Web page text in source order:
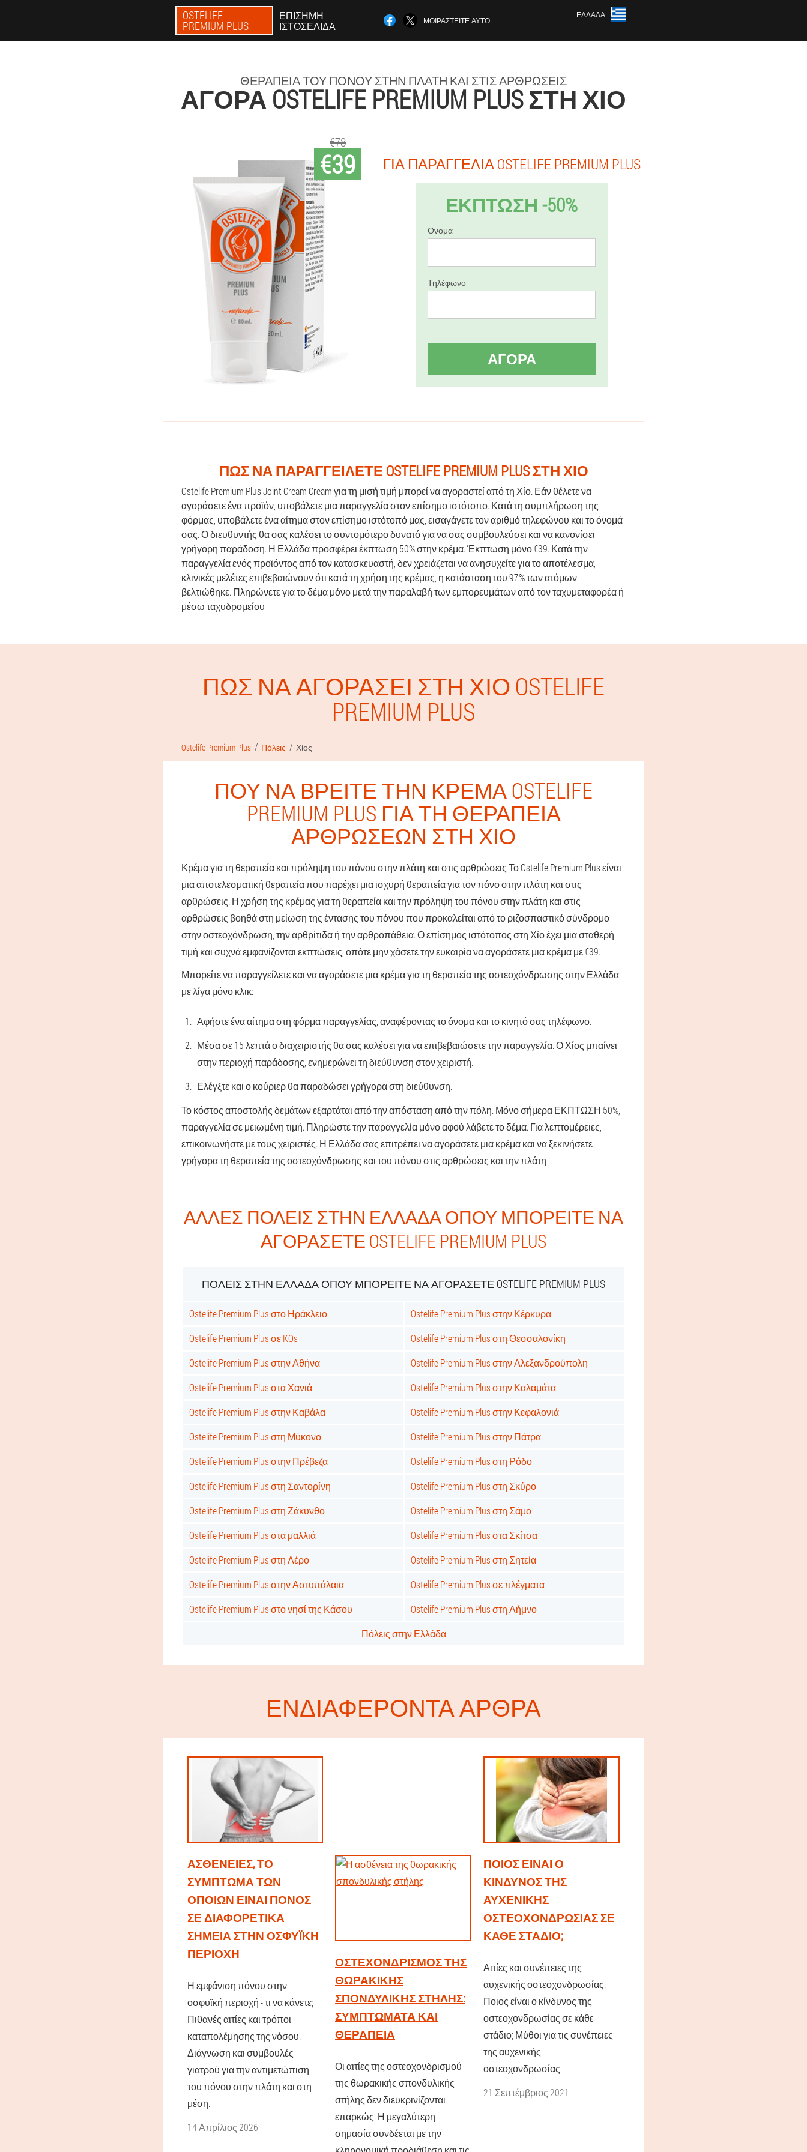
OSTELIFE
PREMIUM PLUS
ΕΠΊΣΗΜΗ
ΙΣΤΟΣΕΛΊΔΑ
ΜΟΙΡΑΣΤΕΊΤΕ ΑΥΤΌ
ΕΛΛΆΔΑ
ΘΕΡΑΠΕΊΑ ΤΟΥ ΠΌΝΟΥ ΣΤΗΝ ΠΛΆΤΗ ΚΑΙ ΣΤΙΣ ΑΡΘΡΏΣΕΙΣ
ΑΓΟΡΆ OSTELIFE PREMIUM PLUS ΣΤΗ ΧΊΟ
€39
€78
ΓΙΑ ΠΑΡΑΓΓΕΛΊΑ OSTELIFE PREMIUM PLUS
ΕΚΠΤΩΣΗ -50%
Ονομα
Τηλέφωνο
ΑΓΟΡΆ
ΠΏΣ ΝΑ ΠΑΡΑΓΓΕΊΛΕΤΕ OSTELIFE PREMIUM PLUS ΣΤΗ ΧΊΟ
Ostelife Premium Plus Joint Cream Cream για τη μισή τιμή μπορεί να αγοραστεί από τη Χίο. Εάν θέλετε να
αγοράσετε ένα προϊόν, υποβάλετε μια παραγγελία στον επίσημο ιστότοπο. Κατά τη συμπλήρωση της
φόρμας, υποβάλετε ένα αίτημα στον επίσημο ιστότοπό μας, εισαγάγετε τον αριθμό τηλεφώνου και το όνομά
σας. Ο διευθυντής θα σας καλέσει το συντομότερο δυνατό για να σας συμβουλεύσει και να κανονίσει
γρήγορη παράδοση. Η Ελλάδα προσφέρει έκπτωση 50% στην κρέμα. Έκπτωση μόνο €39. Κατά την
παραγγελία ενός προϊόντος από τον κατασκευαστή, δεν χρειάζεται να ανησυχείτε για το αποτέλεσμα,
κλινικές μελέτες επιβεβαιώνουν ότι κατά τη χρήση της κρέμας, η κατάσταση του 97% των ατόμων
βελτιώθηκε. Πληρώνετε για το δέμα μόνο μετά την παραλαβή των εμπορευμάτων από τον ταχυμεταφορέα ή
μέσω ταχυδρομείου
ΠΏΣ ΝΑ ΑΓΟΡΆΣΕΙ ΣΤΗ ΧΊΟ OSTELIFE
PREMIUM PLUS
Ostelife Premium Plus Πόλεις Χίος
ΠΟΎ ΝΑ ΒΡΕΊΤΕ ΤΗΝ ΚΡΈΜΑ OSTELIFE
PREMIUM PLUS ΓΙΑ ΤΗ ΘΕΡΑΠΕΊΑ
ΑΡΘΡΏΣΕΩΝ ΣΤΗ ΧΊΟ
Κρέμα για τη θεραπεία και πρόληψη του πόνου στην πλάτη και στις αρθρώσεις Το Ostelife Premium Plus είναι
μια αποτελεσματική θεραπεία που παρέχει μια ισχυρή θεραπεία για τον πόνο στην πλάτη και στις
αρθρώσεις. Η χρήση της κρέμας για τη θεραπεία και την πρόληψη του πόνου στην πλάτη και στις
αρθρώσεις βοηθά στη μείωση της έντασης του πόνου που προκαλείται από το ριζοσπαστικό σύνδρομο
στην οστεοχόνδρωση, την αρθρίτιδα ή την αρθροπάθεια. Ο επίσημος ιστότοπος στη Χίο έχει μια σταθερή
τιμή και συχνά εμφανίζονται εκπτώσεις, οπότε μην χάσετε την ευκαιρία να αγοράσετε μια κρέμα με €39.
Μπορείτε να παραγγείλετε και να αγοράσετε μια κρέμα για τη θεραπεία της οστεοχόνδρωσης στην Ελλάδα
με λίγα μόνο κλικ:
Αφήστε ένα αίτημα στη φόρμα παραγγελίας, αναφέροντας το όνομα και το κινητό σας τηλέφωνο.
Μέσα σε 15 λεπτά ο διαχειριστής θα σας καλέσει για να επιβεβαιώσετε την παραγγελία. Ο Χίος μπαίνει
στην περιοχή παράδοσης, ενημερώνει τη διεύθυνση στον χειριστή.
Ελέγξτε και ο κούριερ θα παραδώσει γρήγορα στη διεύθυνση.
Το κόστος αποστολής δεμάτων εξαρτάται από την απόσταση από την πόλη. Μόνο σήμερα ΕΚΠΤΩΣΗ 50%,
παραγγελία σε μειωμένη τιμή. Πληρώστε την παραγγελία μόνο αφού λάβετε το δέμα. Για λεπτομέρειες,
επικοινωνήστε με τους χειριστές. Η Ελλάδα σας επιτρέπει να αγοράσετε μια κρέμα και να ξεκινήσετε
γρήγορα τη θεραπεία της οστεοχόνδρωσης και του πόνου στις αρθρώσεις και την πλάτη
ΆΛΛΕΣ ΠΌΛΕΙΣ ΣΤΗΝ ΕΛΛΆΔΑ ΌΠΟΥ ΜΠΟΡΕΊΤΕ ΝΑ
ΑΓΟΡΆΣΕΤΕ OSTELIFE PREMIUM PLUS
ΠΌΛΕΙΣ ΣΤΗΝ ΕΛΛΆΔΑ ΌΠΟΥ ΜΠΟΡΕΊΤΕ ΝΑ ΑΓΟΡΆΣΕΤΕ OSTELIFE PREMIUM PLUS
Ostelife Premium Plus στο Ηράκλειο
Ostelife Premium Plus στην Κέρκυρα
Ostelife Premium Plus σε KOs
Ostelife Premium Plus στη Θεσσαλονίκη
Ostelife Premium Plus στην Αθήνα
Ostelife Premium Plus στην Αλεξανδρούπολη
Ostelife Premium Plus στα Χανιά
Ostelife Premium Plus στην Καλαμάτα
Ostelife Premium Plus στην Καβάλα
Ostelife Premium Plus στην Κεφαλονιά
Ostelife Premium Plus στη Μύκονο
Ostelife Premium Plus στην Πάτρα
Ostelife Premium Plus στην Πρέβεζα
Ostelife Premium Plus στη Ρόδο
Ostelife Premium Plus στη Σαντορίνη
Ostelife Premium Plus στη Σκύρο
Ostelife Premium Plus στη Ζάκυνθο
Ostelife Premium Plus στη Σάμο
Ostelife Premium Plus στα μαλλιά
Ostelife Premium Plus στα Σκίτσα
Ostelife Premium Plus στη Λέρο
Ostelife Premium Plus στη Σητεία
Ostelife Premium Plus στην Αστυπάλαια
Ostelife Premium Plus σε πλέγματα
Ostelife Premium Plus στο νησί της Κάσου
Ostelife Premium Plus στη Λήμνο
Πόλεις στην Ελλάδα
ΕΝΔΙΑΦΈΡΟΝΤΑ ΆΡΘΡΑ
ΑΣΘΈΝΕΙΕΣ, ΤΟ
ΣΎΜΠΤΩΜΑ ΤΩΝ
ΟΠΟΊΩΝ ΕΊΝΑΙ ΠΌΝΟΣ
ΣΕ ΔΙΑΦΟΡΕΤΙΚΆ
ΣΗΜΕΊΑ ΣΤΗΝ ΟΣΦΥΪΚΉ
ΠΕΡΙΟΧΉ
Η εμφάνιση πόνου στην
οσφυϊκή περιοχή - τι να κάνετε;
Πιθανές αιτίες και τρόποι
καταπολέμησης της νόσου.
Διάγνωση και συμβουλές
γιατρού για την αντιμετώπιση
του πόνου στην πλάτη και στη
μέση.
14 Απρίλιος 2026
ΟΣΤΕΧΟΝΔΡΙΣΜΌΣ ΤΗΣ
ΘΩΡΑΚΙΚΉΣ
ΣΠΟΝΔΥΛΙΚΉΣ ΣΤΉΛΗΣ:
ΣΥΜΠΤΏΜΑΤΑ ΚΑΙ
ΘΕΡΑΠΕΊΑ
Οι αιτίες της οστεοχονδρισμού
της θωρακικής σπονδυλικής
στήλης δεν διευκρινίζονται
επαρκώς. Η μεγαλύτερη
σημασία συνδέεται με την
ΠΟΙΟΣ ΕΊΝΑΙ Ο
ΚΊΝΔΥΝΟΣ ΤΗΣ
ΑΥΧΕΝΙΚΉΣ
ΟΣΤΕΟΧΟΝΔΡΩΣΊΑΣ ΣΕ
ΚΆΘΕ ΣΤΆΔΙΟ;
Αιτίες και συνέπειες της
αυχενικής οστεοχονδρωσίας.
Ποιος είναι ο κίνδυνος της
οστεοχονδρωσίας σε κάθε
στάδιο; Μύθοι για τις συνέπειες
της αυχενικής
οστεοχονδρωσίας.
21 Σεπτέμβριος 2021